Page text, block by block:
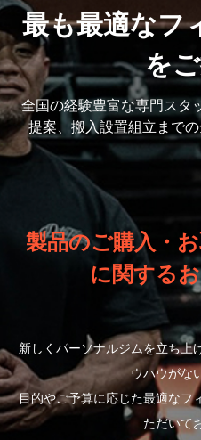
最も最適なフ
を
全国の経験豊富な専門スタ
提案、搬入設置組立まで
製品のご購入・
に関する
新しくパーソナルジムを立ち上
ウハウがな
目的やご予算に応じた最適なフ
ただいて